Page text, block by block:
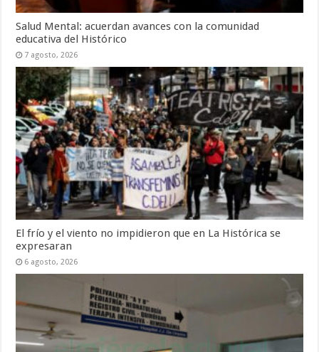
Salud Mental: acuerdan avances con la comunidad
educativa del Histórico
7 agosto, 2026
El frío y el viento no impidieron que en La Histórica se
expresaran
6 agosto, 2026